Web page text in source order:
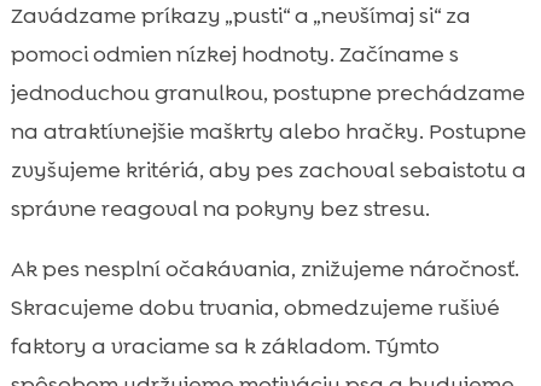
Zavádzame príkazy „pusti“ a „nevšímaj si“ za
pomoci odmien nízkej hodnoty. Začíname s
jednoduchou granulkou, postupne prechádzame
na atraktívnejšie maškrty alebo hračky. Postupne
zvyšujeme kritériá, aby pes zachoval sebaistotu a
správne reagoval na pokyny bez stresu.
Ak pes nesplní očakávania, znižujeme náročnosť.
Skracujeme dobu trvania, obmedzujeme rušivé
faktory a vraciame sa k základom. Týmto